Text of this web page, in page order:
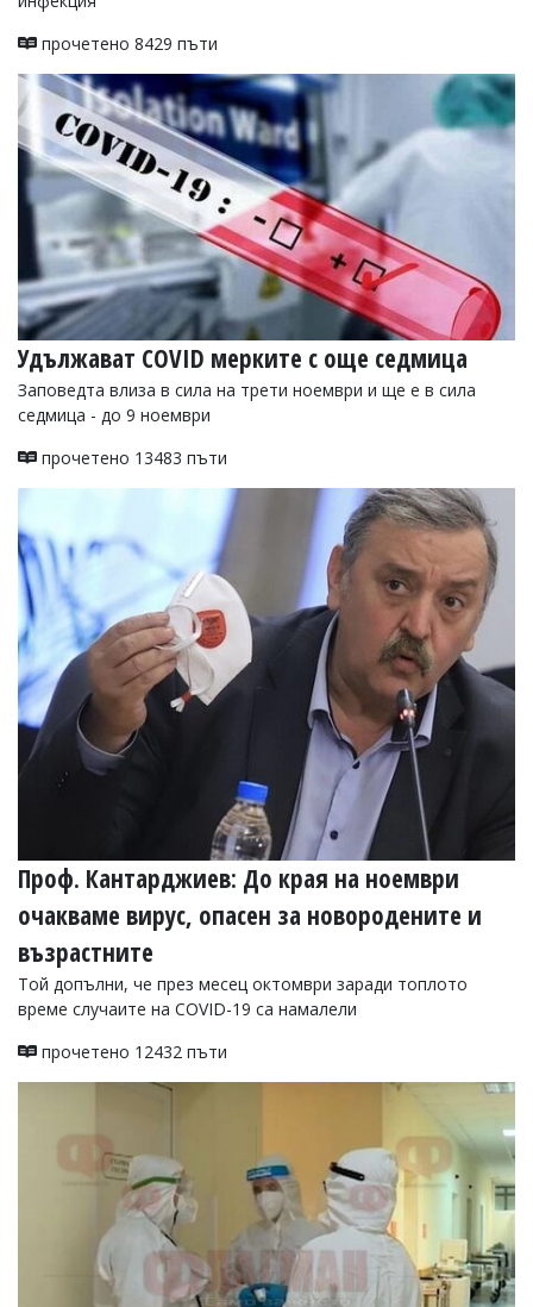
под
въвеждат
от
читателите
редакцията
носи
отговорност
за
тях!
Ако
откриете
обиден
за
вас
моля
сигнализирайте
прочетено 8429 пъти
Удължават COVID мерките с още седмица
Заповедта влиза в сила на трети ноември и ще е в сила
седмица - до 9 ноември
прочетено 13483 пъти
Проф. Кантарджиев: До края на ноември
очакваме вирус, опасен за новородените и
възрастните
Той допълни, че през месец октомври заради топлото
време случаите на COVID-19 са намалели
прочетено 12432 пъти